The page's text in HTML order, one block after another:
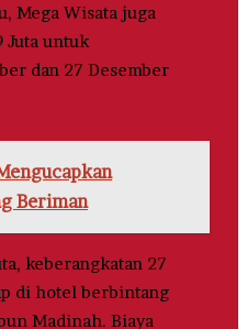
Mega Wisata juga
Juta untuk
dan 27 Desember
Beriman
keberangkatan 27
di hotel berbintang
Madinah. Biaya